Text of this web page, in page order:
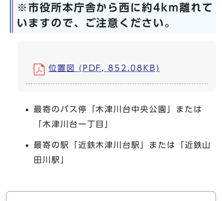
※市役所本庁舎から西に約4km離れて
いますので、ご注意ください。
位置図 (PDF, 852.08KB)
最寄のバス停「木津川台中央公園」または
「木津川台一丁目」
最寄の駅「近鉄木津川台駅」または「近鉄山
田川駅」